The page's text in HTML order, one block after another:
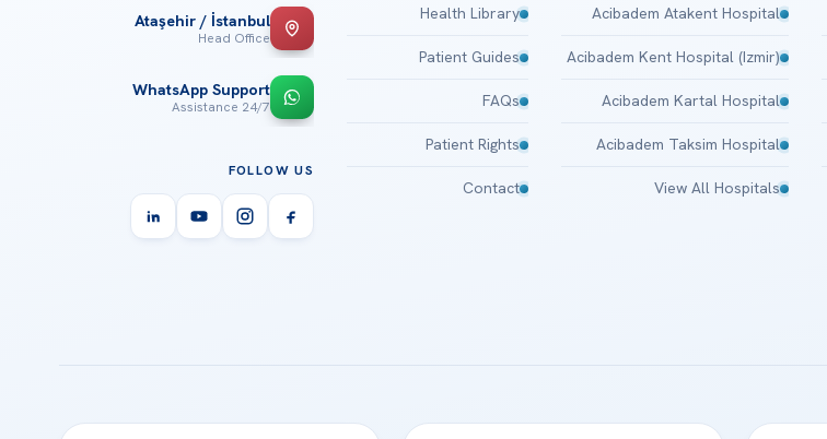
Acibadem Atakent Hospital
Acibadem Kent Hospital (Izmir)
Acibadem Kartal Hospital
Acibadem Taksim Hospital
View All Hospitals
Health Library
Patient Guides
FAQs
Patient Rights
Contact
Ataşehir / İstanbul
Head Office
WhatsApp Support
24/7 Assistance
FOLLOW US